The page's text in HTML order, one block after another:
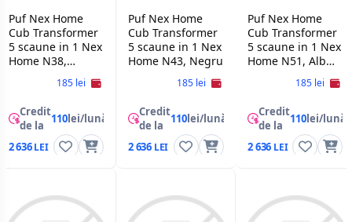
Puf Nex Home
Cub Transformer
5 scaune in 1 Nex
Home N38,
185 lei
Credit
de la 110lei/lună
2 636
Puf Nex Home
Cub Transformer
5 scaune in 1 Nex
Home N43, Negru
185 lei
Credit
de la
110lei/lună
2 636
Puf Nex Home
Cub Transformer
5 scaune in 1 Nex
Home N51, Alb
185 lei
Credit
de la
110lei/lună
2 636